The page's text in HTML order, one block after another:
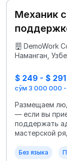
Механик
DemoWork
Наманган,
$ 249 - $
сўм 3 000 000
Размещаем
— если вы
поддержать
мастерской
Без языка